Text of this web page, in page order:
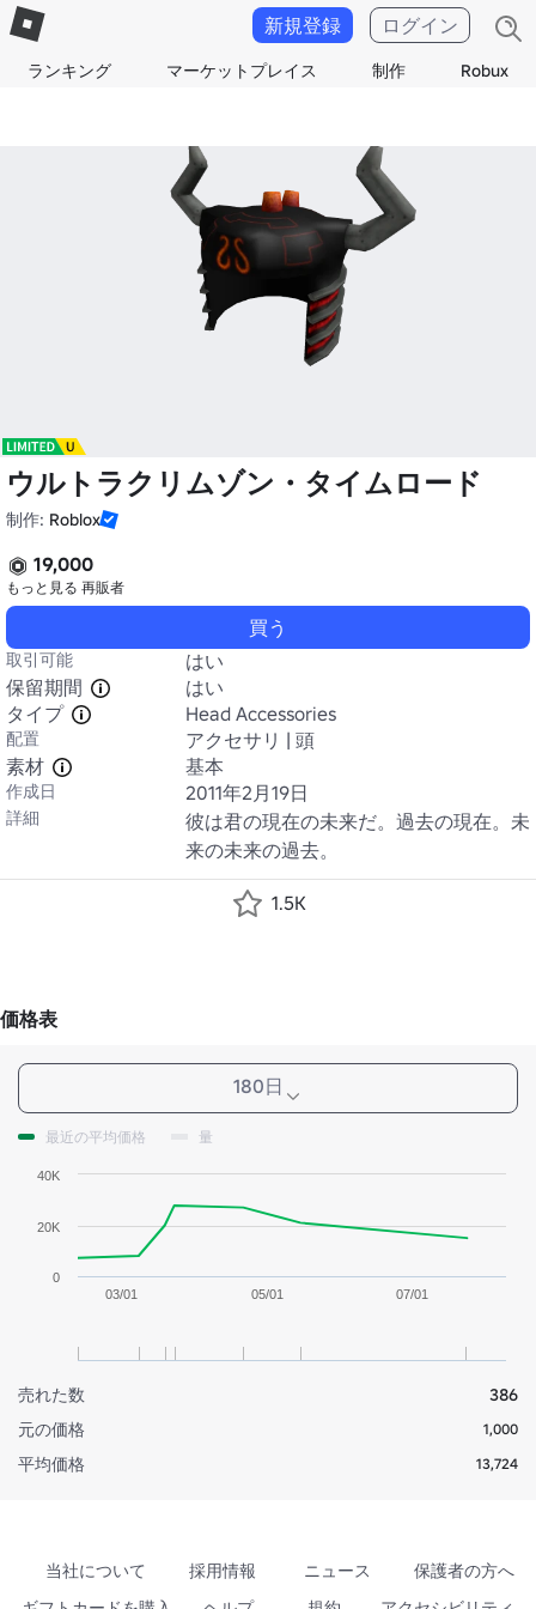
ランキング マーケットプレイス 制作 Robux
新規登録 ログイン
ウルトラクリムゾン・タイムロード
制作: Roblox
19,000
もっと見る 再販者
買う
取引可能
はい
保留期間
はい
タイプ
Head Accessories
配置
アクセサリ | 頭
素材
基本
作成日 2011年2月19日
詳細
彼は君の現在の未来だ。過去の現在。未
来の未来の過去。
1.5K
価格表
180日
最近の平均価格 量
03/01 05/01 07/01
0
20K
40K
売れた数
386
元の価格
1,000
平均価格 13,724
当社について 採用情報 ニュース
保護者の方へ